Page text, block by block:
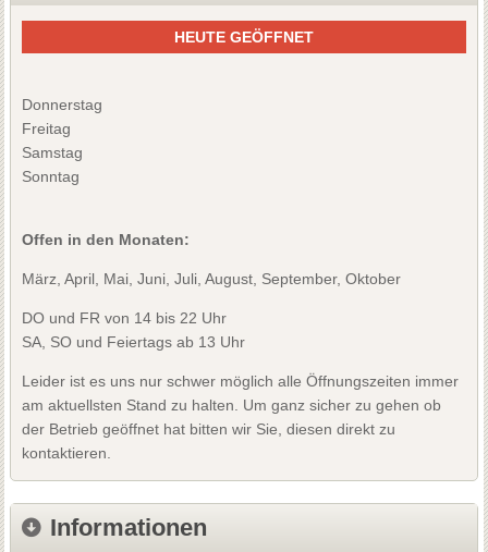
HEUTE GEÖFFNET
Donnerstag
Freitag
Samstag
Sonntag
Offen in den Monaten:
März, April, Mai, Juni, Juli, August, September, Oktober
DO und FR von 14 bis 22 Uhr
SA, SO und Feiertags ab 13 Uhr
Leider ist es uns nur schwer möglich alle Öffnungszeiten immer
am aktuellsten Stand zu halten. Um ganz sicher zu gehen ob
der Betrieb geöffnet hat bitten wir Sie, diesen direkt zu
kontaktieren.
Informationen